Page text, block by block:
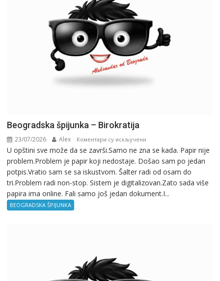
Beogradska špijunka – Birokratija
23/07/2026 Alex Коментари су искључени
Beogradska
špijunka
–
Birokratija
U opštini sve može da se završi.Samo ne zna se kada. Papir nije
problem.Problem je papir koji nedostaje. Došao sam po jedan
potpis.Vratio sam se sa iskustvom. Šalter radi od osam do
tri.Problem radi non-stop. Sistem je digitalizovan.Zato sada više
papira ima online. Fali samo još jedan dokument.I...
BEOGRADSKA ŠPIJUNKA